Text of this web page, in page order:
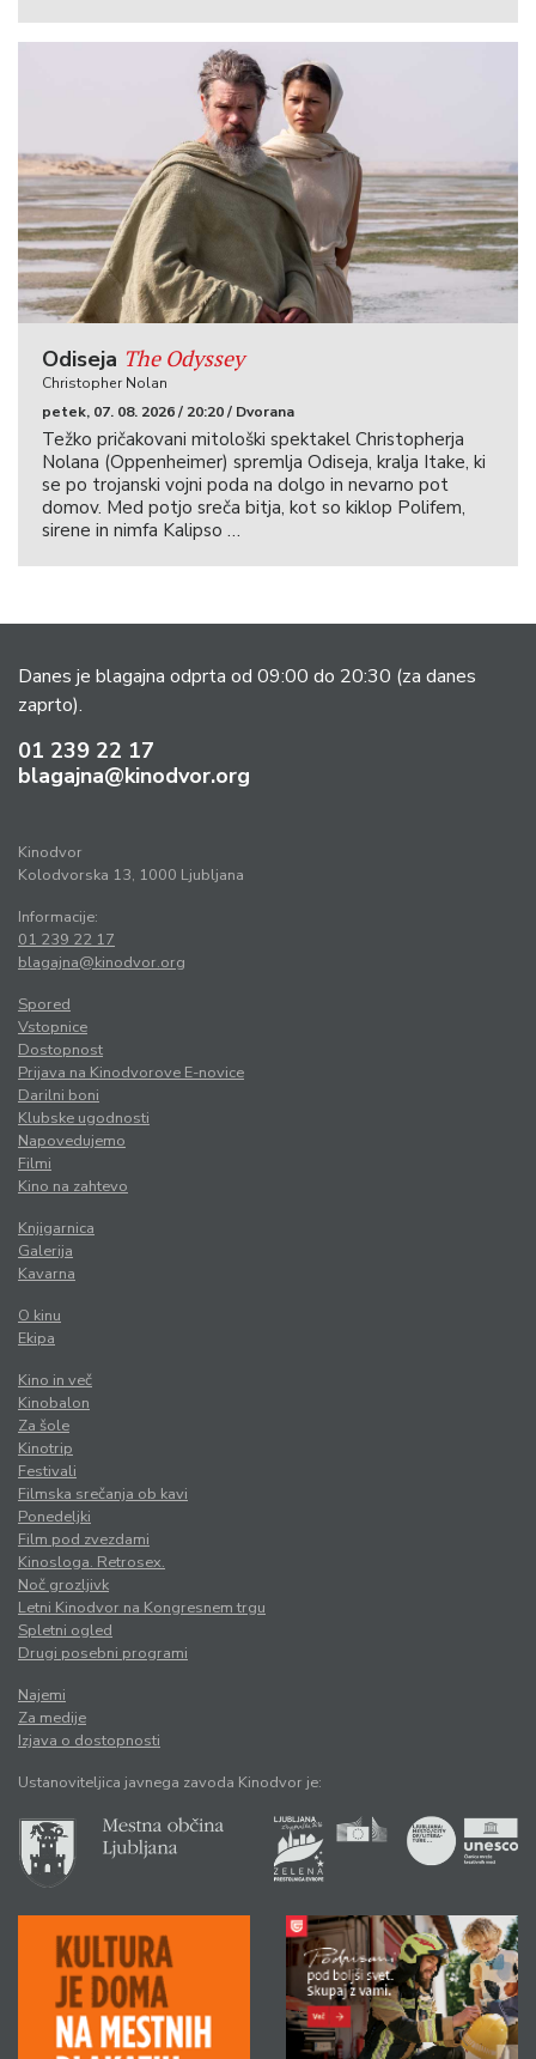
Odiseja The Odyssey
Christopher Nolan
petek, 07. 08. 2026 / 20:20 / Dvorana
Težko pričakovani mitološki spektakel Christopherja
Nolana (Oppenheimer) spremlja Odiseja, kralja Itake, ki
se po trojanski vojni poda na dolgo in nevarno pot
domov. Med potjo sreča bitja, kot so kiklop Polifem,
sirene in nimfa Kalipso …
Danes je blagajna odprta od 09:00 do 20:30 (za danes
zaprto).
01 239 22 17
blagajna@kinodvor.org
Kinodvor
Kolodvorska 13, 1000 Ljubljana
Informacije:
01 239 22 17
blagajna@kinodvor.org
Spored
Vstopnice
Dostopnost
Prijava na Kinodvorove E-novice
Darilni boni
Klubske ugodnosti
Napovedujemo
Filmi
Kino na zahtevo
Knjigarnica
Galerija
Kavarna
O kinu
Ekipa
Kino in več
Kinobalon
Za šole
Kinotrip
Festivali
Filmska srečanja ob kavi
Ponedeljki
Film pod zvezdami
Kinosloga. Retrosex.
Noč grozljivk
Letni Kinodvor na Kongresnem trgu
Spletni ogled
Drugi posebni programi
Najemi
Za medije
Izjava o dostopnosti
Ustanoviteljica javnega zavoda Kinodvor je: